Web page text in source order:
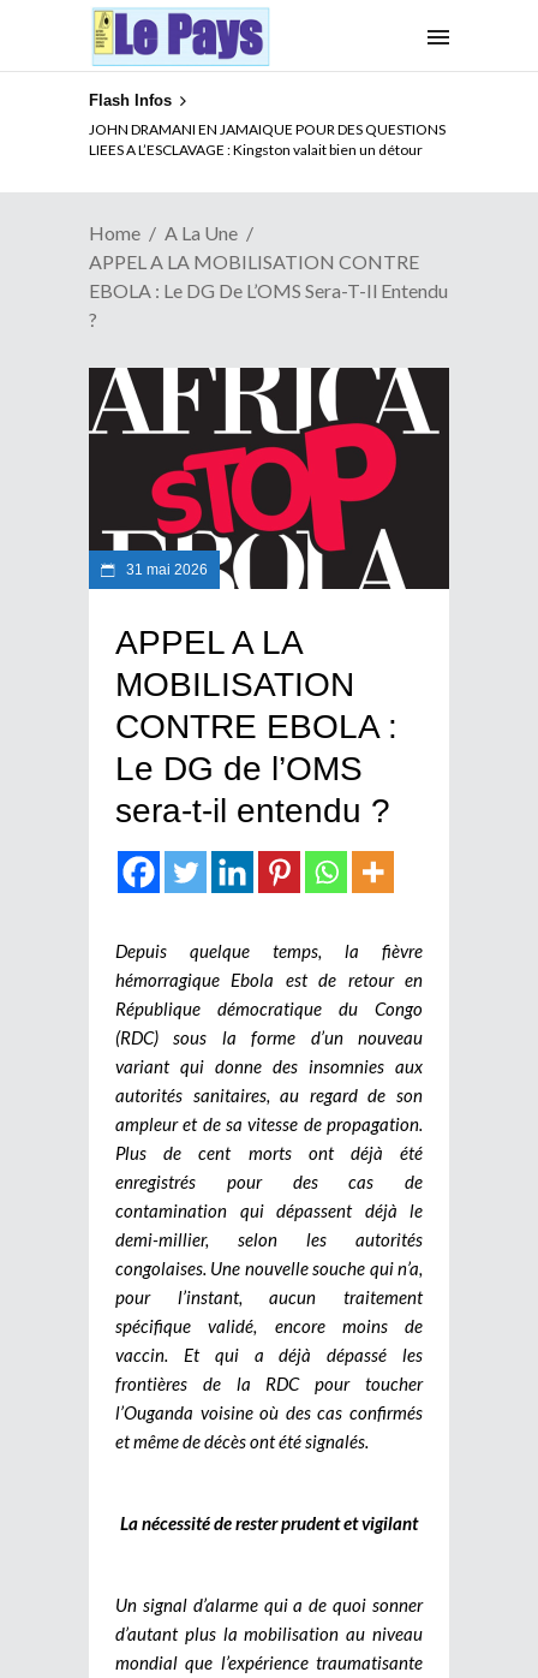
Flash Infos
JOHN DRAMANI EN JAMAIQUE POUR DES QUESTIONS
LIEES A L’ESCLAVAGE : Kingston valait bien un détour
ELECTION DE TALON A LA TETE DU SENAT BENINOIS :
Quand Patrice quitte le pouvoir sans partir !
Home
A La Une
APPEL A LA MOBILISATION CONTRE
EBOLA : Le DG De L’OMS Sera-T-Il Entendu
?
31 mai 2026
APPEL A LA
MOBILISATION
CONTRE EBOLA :
Le DG de l’OMS
sera-t-il entendu ?
Depuis quelque temps, la fièvre
hémorragique Ebola est de retour en
République démocratique du Congo
(RDC) sous la forme d’un nouveau
variant qui donne des insomnies aux
autorités sanitaires, au regard de son
ampleur et de sa vitesse de propagation.
Plus de cent morts ont déjà été
enregistrés pour des cas de
contamination qui dépassent déjà le
demi-millier, selon les autorités
congolaises. Une nouvelle souche qui n’a,
pour l’instant, aucun traitement
spécifique validé, encore moins de
vaccin. Et qui a déjà dépassé les
frontières de la RDC pour toucher
l’Ouganda voisine où des cas confirmés
et même de décès ont été signalés.
La nécessité de rester prudent et vigilant
Un signal d’alarme qui a de quoi sonner
d’autant plus la mobilisation au niveau
mondial que l’expérience traumatisante